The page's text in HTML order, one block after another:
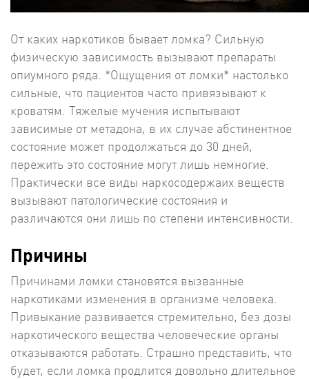
От каких наркотиков бывает ломка? Сильную
физическую зависимость вызывают препараты
опиумного ряда. *Ощущения от ломки* настолько
сильные, что пациентов часто привязывают к
кроватям. Тяжелые мучения испытывают
зависимые от метадона, в их случае абстинентное
состояние может продолжаться до 30 дней,
пережить это состояние могут лишь немногие.
Практически все виды наркосодержаих веществ
вызывают патологические состояния и
различаются они лишь по степени интенсивности.
Причины
Причинами ломки становятся вызванные
наркотиками изменения в организме человека.
Привыкание развивается стремительно, без дозы
наркотического вещества человеческие органы
отказываются работать. Страшно представить, что
будет, если ломка продлится довольно длительное